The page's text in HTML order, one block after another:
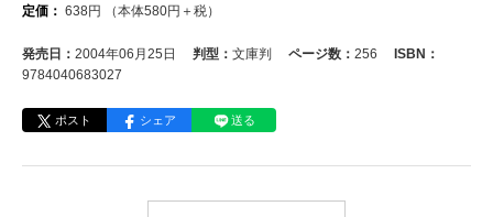
定価： 638円 （本体580円＋税）
発売日： 2004年06月25日 判型： 文庫判 ページ数： 256
ISBN：
9784040683027
ポスト シェア 送る